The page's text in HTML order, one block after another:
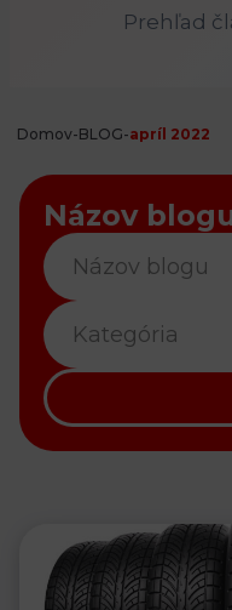
Prehľad
Domov-BLOG-apríl 2022
Názov
Kategória